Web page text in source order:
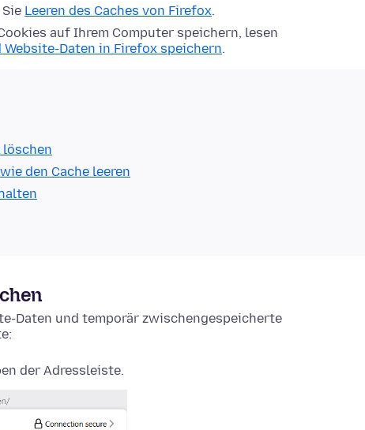
Leeren des Caches von Firefox.
auf Ihrem Computer speichern, lesen
Daten in Firefox speichern.
löschen
den Cache leeren
Daten und temporär zwischengespeicherte
der Adressleiste.